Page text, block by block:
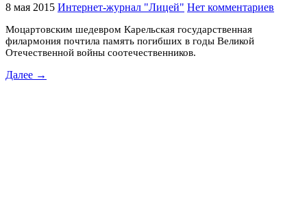
8 мая 2015 Интернет-журнал "Лицей" Нет комментариев
Моцартовским шедевром Карельская государственная
филармония почтила память погибших в годы Великой
Отечественной войны соотечественников.
Далее →